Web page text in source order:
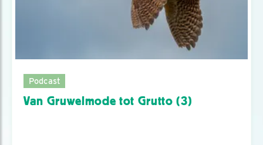
Podcast
Van Gruwelmode tot Grutto (3)